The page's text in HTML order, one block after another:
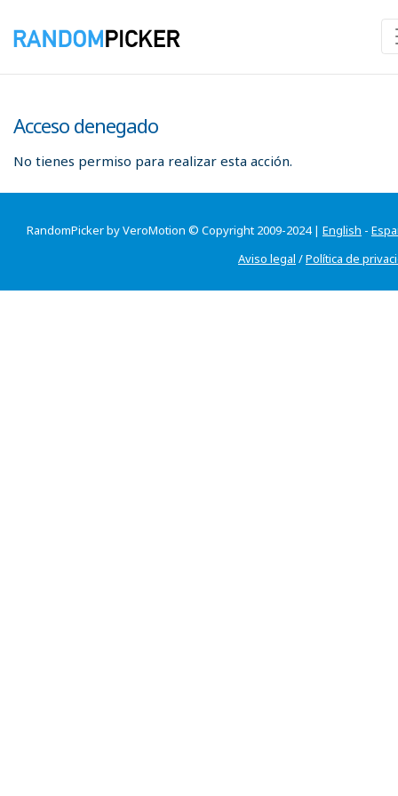
Acceso denegado
No tienes permiso para realizar esta acción.
RandomPicker by VeroMotion © Copyright 2009-2024 | English -
Aviso legal /Política de